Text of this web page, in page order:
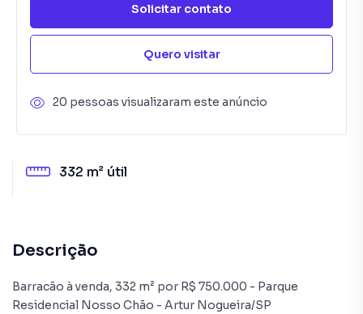
332 m² útil
Descrição
Barracão à venda, 332 m² por R$ 750.000 - Parque
Residencial Nosso Chão - Artur Nogueira/SP
Solicitar contato
Quero visitar
20 pessoas visualizaram este anúncio